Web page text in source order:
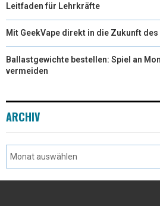
Leitfaden für Lehrkräfte
Mit GeekVape direkt in die Zukunft des
Ballastgewichte bestellen: Spiel an
vermeiden
ARCHIV